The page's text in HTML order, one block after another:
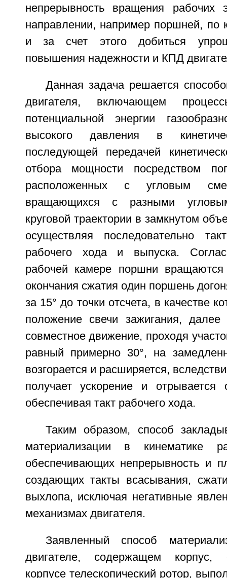
непрерывность вращения рабочих
направлении, например поршней, по
и за счет этого добиться
повышения надежности и КПД
Данная задача решается
двигателя, включающем
потенциальной энергии
высокого давления в
последующей передачей
отбора мощности посредством
расположенных с угловым
вращающихся с разными
круговой траектории в замкнутом
осуществляя последовательно
рабочего хода и выпуска.
рабочей камере поршни
окончания сжатия один поршень
за 15° до точки отсчета, в качестве
положение свечи зажигания,
совместное движение, проходя
равный примерно 30°, на
возгорается и расширяется,
получает ускорение и отрывается
обеспечивая такт рабочего хода.
Таким образом, способ
материализации в кинематике
обеспечивающих непрерывность и
создающих такты всасывания,
выхлопа, исключая негативные
механизмах двигателя.
Заявленный способ
двигателе, содержащем корпус,
корпусе телескопический ротор,